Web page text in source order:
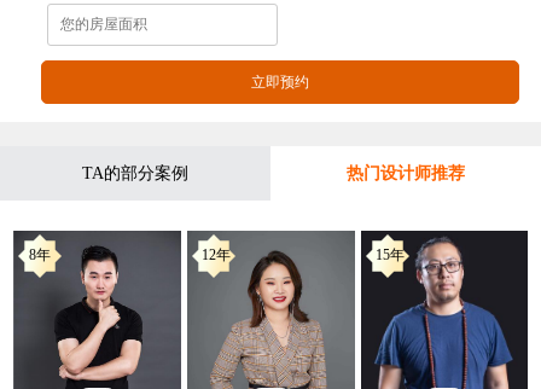
立即预约
TA的部分案例 热门设计师推荐
8年 12年 15年